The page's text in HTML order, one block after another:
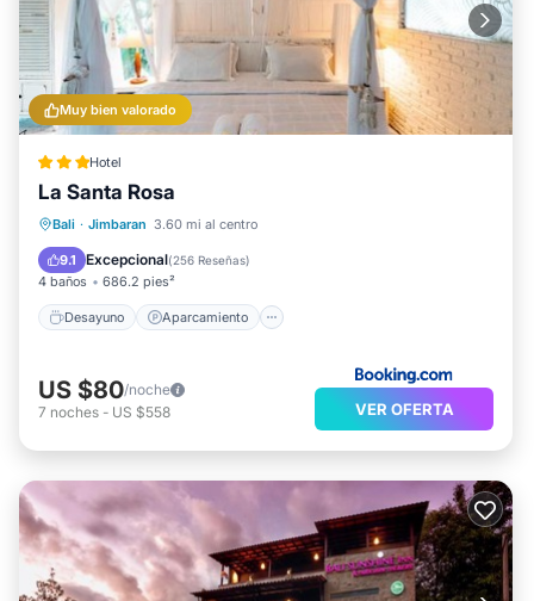
Muy bien valorado
Hotel
La Santa Rosa
Bali · Jimbaran 3.60 mi al centro
9.1 Excepcional(256 Reseñas)
4 baños 686.2 pies²
Desayuno Aparcamiento
Desayuno Aparcamiento
Balcón/Terraza
US $80/noche
7 noches - US $558 VER OFERTA